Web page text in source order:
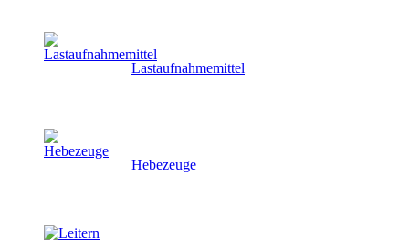
Lastaufnahmemittel
Hebezeuge